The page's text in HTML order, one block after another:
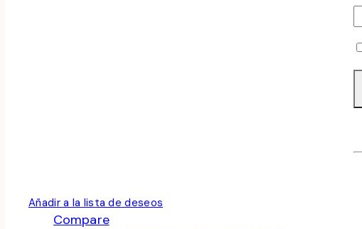
Añadir a la lista de deseos
Compare